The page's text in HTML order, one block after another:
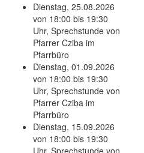
Dienstag, 25.08.2026
von 18:00 bis 19:30
Uhr, Sprechstunde von
Pfarrer Cziba im
Pfarrbüro
Dienstag, 01.09.2026
von 18:00 bis 19:30
Uhr, Sprechstunde von
Pfarrer Cziba im
Pfarrbüro
Dienstag, 15.09.2026
von 18:00 bis 19:30
Uhr, Sprechstunde von